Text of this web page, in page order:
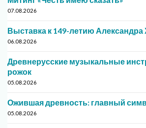
07.08.2026
Выставка к 149-летию
06.08.2026
Древнерусские музыкальные
рожок
05.08.2026
Ожившая древность: главный
05.08.2026